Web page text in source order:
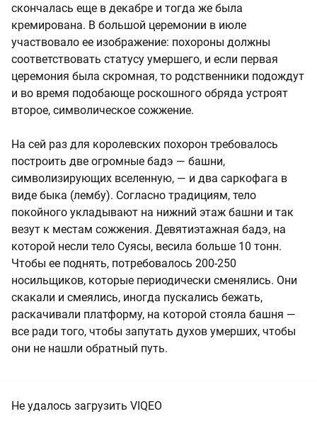
скончалась еще в декабре и тогда же была
кремирована. В большой церемонии в июле
участвовало ее изображение: похороны должны
соответствовать статусу умершего, и если первая
церемония была скромная, то родственники подождут
и во время подобающе роскошного обряда устроят
второе, символическое сожжение.
На сей раз для королевских похорон требовалось
построить две огромные бадэ — башни,
символизирующих вселенную, — и два саркофага в
виде быка (лембу). Согласно традициям, тело
покойного укладывают на нижний этаж башни и так
везут к местам сожжения. Девятиэтажная бадэ, на
которой несли тело Суясы, весила больше 10 тонн.
Чтобы ее поднять, потребовалось 200-250
носильщиков, которые периодически сменялись. Они
скакали и смеялись, иногда пускались бежать,
раскачивали платформу, на которой стояла башня —
все ради того, чтобы запутать духов умерших, чтобы
они не нашли обратный путь.
Не удалось загрузить VIQEO